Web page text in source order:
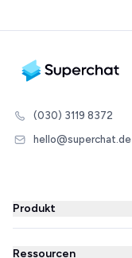
(030) 3119 8372
hello@superchat.de
Produkt
WhatsApp Business
WhatsApp Newsletter
Ressourcen